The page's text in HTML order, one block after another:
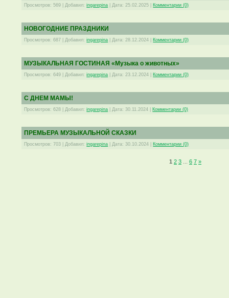
Просмотров: 569 Добавил: ingarepina Дата: 25.02.2025 Комментарии (0)
НОВОГОДНИЕ ПРАЗДНИКИ
Просмотров: 687 Добавил: ingarepina Дата: 28.12.2024 Комментарии (0)
МУЗЫКАЛЬНАЯ ГОСТИНАЯ «Музыка о животных»
Просмотров: 649 Добавил: ingarepina Дата: 23.12.2024 Комментарии (0)
С ДНЕМ МАМЫ!
Просмотров: 628 Добавил: ingarepina Дата: 30.11.2024 Комментарии (0)
ПРЕМЬЕРА МУЗЫКАЛЬНОЙ СКАЗКИ
Просмотров: 703 Добавил: ingarepina Дата: 30.10.2024 Комментарии (0)
1 2 3 6 7 »